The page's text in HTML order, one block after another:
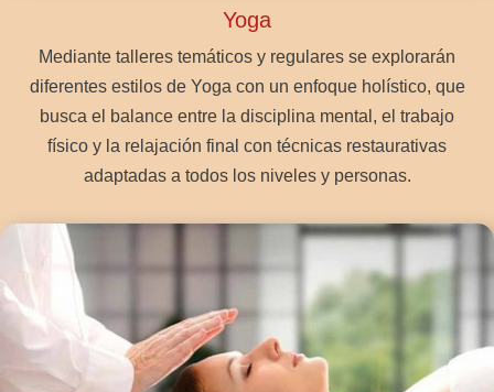
Yoga
Mediante talleres temáticos y regulares se explorarán
diferentes estilos de Yoga con un enfoque holístico, que
busca el balance entre la disciplina mental, el trabajo
físico y la relajación final con técnicas restaurativas
adaptadas a todos los niveles y personas.